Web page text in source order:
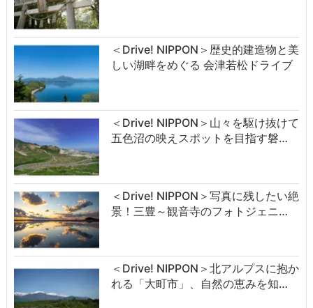
＜Drive! NIPPON＞歴史的建造物と美
しい湖畔をめぐる 会津若松ドライブ
＜Drive! NIPPON＞山々を駆け抜けて
五色沼の映えスポットを目指す磐…
＜Drive! NIPPON＞写真に残したい絶
景！三豊～観音寺のフォトジェニ…
＜Drive! NIPPON＞北アルプスに抱か
れる「大町市」、自然の恵みを知…